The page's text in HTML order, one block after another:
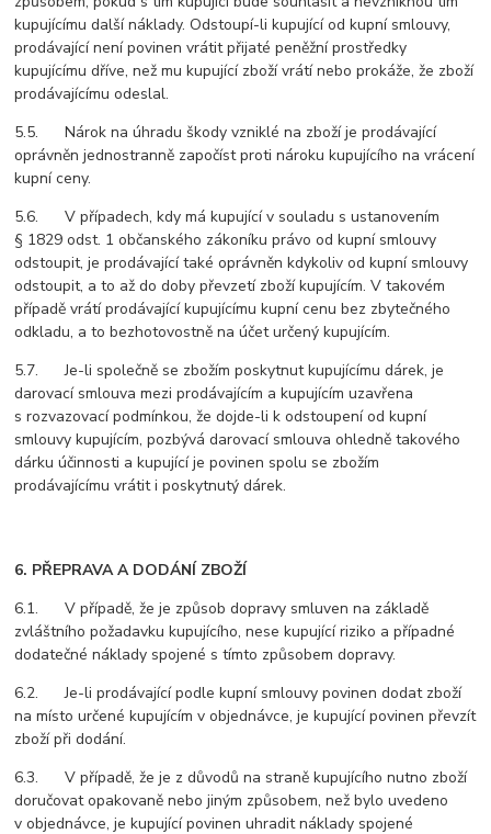
kupujícímu další náklady. Odstoupí-li kupující od kupní smlouvy,
prodávající není povinen vrátit přijaté peněžní prostředky
kupujícímu dříve, než mu kupující zboží vrátí nebo prokáže, že zboží
prodávajícímu odeslal.
5.5. Nárok na úhradu škody vzniklé na zboží je prodávající
oprávněn jednostranně započíst proti nároku kupujícího na vrácení
kupní ceny.
5.6. V případech, kdy má kupující v souladu s ustanovením
§ 1829 odst. 1 občanského zákoníku právo od kupní smlouvy
odstoupit, je prodávající také oprávněn kdykoliv od kupní smlouvy
odstoupit, a to až do doby převzetí zboží kupujícím. V takovém
případě vrátí prodávající kupujícímu kupní cenu bez zbytečného
odkladu, a to bezhotovostně na účet určený kupujícím.
5.7. Je-li společně se zbožím poskytnut kupujícímu dárek, je
darovací smlouva mezi prodávajícím a kupujícím uzavřena
s rozvazovací podmínkou, že dojde-li k odstoupení od kupní
smlouvy kupujícím, pozbývá darovací smlouva ohledně takového
dárku účinnosti a kupující je povinen spolu se zbožím
prodávajícímu vrátit i poskytnutý dárek.
6. PŘEPRAVA A DODÁNÍ ZBOŽÍ
6.1. V případě, že je způsob dopravy smluven na základě
zvláštního požadavku kupujícího, nese kupující riziko a případné
dodatečné náklady spojené s tímto způsobem dopravy.
6.2. Je-li prodávající podle kupní smlouvy povinen dodat zboží
na místo určené kupujícím v objednávce, je kupující povinen převzít
zboží při dodání.
6.3. V případě, že je z důvodů na straně kupujícího nutno zboží
doručovat opakovaně nebo jiným způsobem, než bylo uvedeno
v objednávce, je kupující povinen uhradit náklady spojené